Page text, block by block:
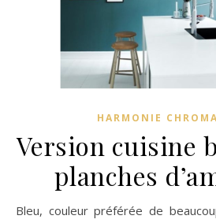
HARMONIE
Version cuisine
planches
Bleu, couleur préférée de beaucoup d’entre nous – moi